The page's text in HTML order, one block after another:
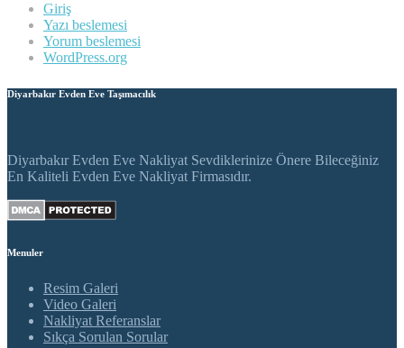
Giriş
Yazı beslemesi
Yorum beslemesi
WordPress.org
Diyarbakır Evden Eve Taşımacılık
Diyarbakır Evden Eve Nakliyat Sevdiklerinize Önere Bileceğiniz
En Kaliteli Evden Eve Nakliyat Firmasıdır.
Menuler
Resim Galeri
Video Galeri
Nakliyat Referanslar
Sıkça Sorulan Sorular